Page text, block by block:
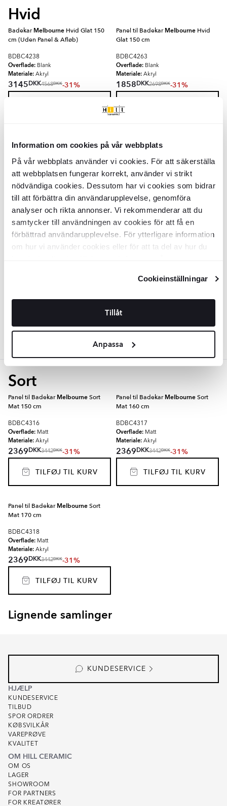
Information om cookies på vår webbplats
På vår webbplats använder vi cookies. För att säkerställa
att webbplatsen fungerar korrekt, använder vi strikt
nödvändiga cookies. Dessutom har vi cookies som bidrar
till att förbättra din användarupplevelse, genomföra
analyser och rikta annonser. Vi rekommenderar att du
samtycker till användningen av cookies för att få en
förbättrad användarupplevelse. För ytterligare information
om hur vi använder cookies eller för att ta del av hur du
Cookieinställningar
Tillåt
Anpassa
Hvid
BadekarMelbourne Hvid Glat 150
cm (Uden Panel & Afløb)
BDBC4238
Overflade: Blank
Materiale: Akryl
3145DKK4568DKK-31%
Panel til BadekarMelbourne Hvid
Glat 150 cm
BDBC4263
Overflade: Blank
Materiale: Akryl
1858DKK2698DKK-31%
cm (Uden Panel & Afløb)
BDBC4239
Overflade:Blank
Materiale: Akryl
3679 -31%
TILFØJ TIL KURV
Glat 160 cm
BDBC4264
Overflade:Blank
Materiale: Akryl
1858 -31%
TILFØJ TIL KURV
BadekarMelbourneHvid Glat 170
3789DKK -32%
Panel til BadekarMelbourne Hvid
Overflade:Blank
1858DKK -31%
Sort
Panel til BadekarMelbourneSort
Mat 150 cm
BDBC4316
Overflade: Matt
Materiale: Akryl
2369DKK3442DKK-31%
TILFØJ TIL KURV
Panel til BadekarMelbourneSort
Mat 160 cm
BDBC4317
Overflade: Matt
Materiale: Akryl
2369DKK3442DKK-31%
TILFØJ TIL KURV
Panel til BadekarMelbourneSort
Mat 170 cm
BDBC4318
Overflade: Matt
Materiale: Akryl
2369DKK3442DKK-31%
TILFØJ TIL KURV
Lignende samlinger
GALAXIDI
KUNDESERVICE
HJÆLP
KUNDESERVICE
TILBUD
SPOR ORDRER
KØBSVILKÅR
VAREPRØVE
KVALITET
OM HILL CERAMIC
OM OS
LAGER
SHOWROOM
FOR PARTNERS
FOR KREATØRER